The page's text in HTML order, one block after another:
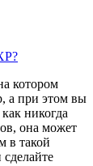
котором
а при этом вы
никогда
она может
в такой